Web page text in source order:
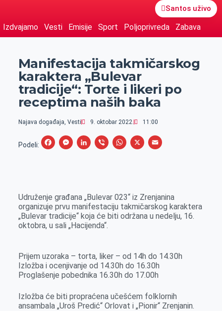
Santos uživo
Izdvajamo Vesti Emisije Sport Poljoprivreda Zabava
Manifestacija takmičarskog
karaktera „Bulevar
tradicije“: Torte i likeri po
receptima naših baka
Najava događaja, Vesti 9. oktobar 2022. 11:00
Podeli:
F
b
o
o
M
e
n
g
L
e
d
I
V
r
W
s
A
X
E
l
Udruženje građana „Bulevar 023“ iz Zrenjanina
organizuje prvu manifestaciju takmičarskog karaktera
„Bulevar tradicije“ koja će biti održana u nedelju, 16.
oktobra, u sali „Hacijenda“.
Prijem uzoraka – torta, liker – od 14h do 14.30h
Izložba i ocenjivanje od 14.30h do 16.30h
Proglašenje pobednika 16.30h do 17.00h
Izložba će biti propraćena učešćem folklornih
ansambala „Uroš Predić“ Orlovat i „Pionir“ Zrenjanin.